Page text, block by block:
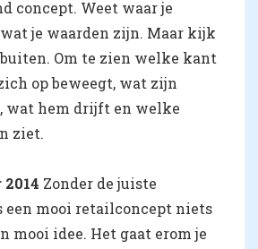
concept. Weet waar je
je waarden zijn. Maar kijk
Om te zien welke kant
op beweegt, wat zijn
wat hem drijft en welke
ziet.
2014 Zonder de juiste
mooi retailconcept niets
mooi idee. Het gaat erom je